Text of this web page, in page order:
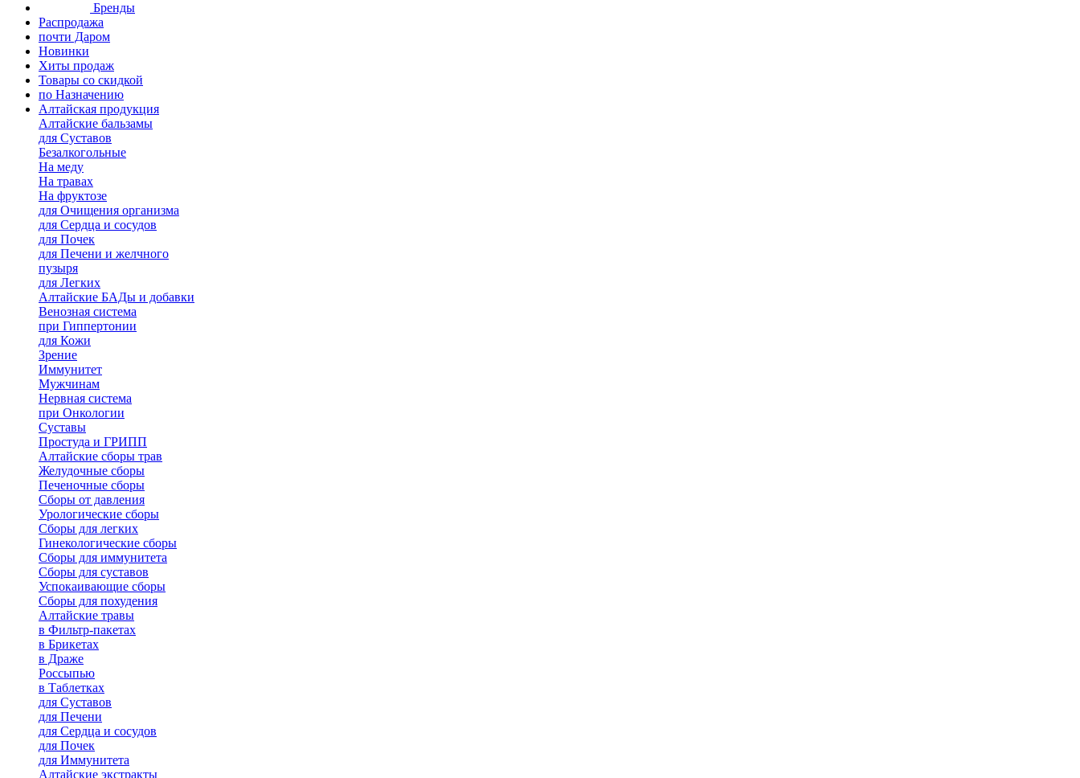
Бренды
Распродажа
почти Даром
Новинки
Хиты продаж
Товары со скидкой
по Назначению
Алтайская продукция
Алтайские бальзамы
для Суставов
Безалкогольные
На меду
На травах
На фруктозе
для Очищения организма
для Сердца и сосудов
для Почек
для Печени и желчного
пузыря
для Легких
Алтайские БАДы и добавки
Венозная система
при Гиппертонии
для Кожи
Зрение
Иммунитет
Мужчинам
Нервная система
при Онкологии
Суставы
Простуда и ГРИПП
Алтайские сборы трав
Желудочные сборы
Печеночные сборы
Сборы от давления
Урологические сборы
Сборы для легких
Гинекологические сборы
Сборы для иммунитета
Сборы для суставов
Успокаивающие сборы
Сборы для похудения
Алтайские травы
в Фильтр-пакетах
в Брикетах
в Драже
Россыпью
в Таблетках
для Cуставов
для Печени
для Сердца и сосудов
для Почек
для Иммунитета
Алтайские экстракты